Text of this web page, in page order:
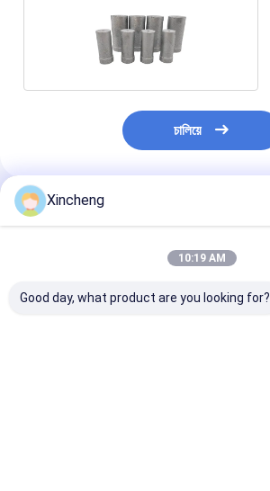
চালিয়ে
প্রস্তাবিত পণ্য
Xincheng
10:19 AM
Good day, what product are you looking for?